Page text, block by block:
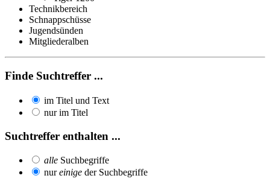
Technikbereich
Schnappschüsse
Jugendsünden
Mitgliederalben
Finde Suchtreffer ...
im Titel und Text
nur im Titel
Suchtreffer enthalten ...
alle Suchbegriffe
nureinige der Suchbegriffe